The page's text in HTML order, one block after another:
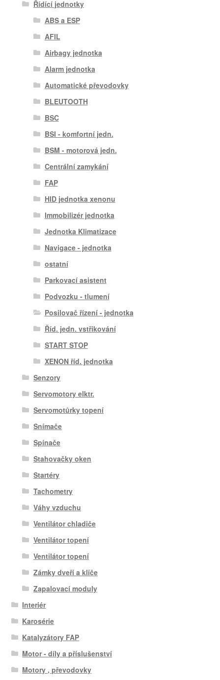
Řídící jednotky
ABS a ESP
AFIL
Airbagy jednotka
Alarm jednotka
Automatické převodovky
BLEUTOOTH
BSC
BSI - komfortní jedn.
BSM - motorová jedn.
Centrální zamykání
FAP
HID jednotka xenonu
Immobilizér jednotka
Jednotka Klimatizace
Navigace - jednotka
ostatní
Parkovací asistent
Podvozku - tlumení
Posilovač řízení - jednotka
Říd. jedn. vstřikování
START STOP
XENON říd. jednotka
Senzory
Servomotory elktr.
Servomotůrky topení
Snímače
Spínače
Stahovačky oken
Startéry
Tachometry
Váhy vzduchu
Ventilátor chladiče
Ventilátor topení
Ventilátor topení
Zámky dveří a klíče
Zapalovací moduly
Interiér
Karosérie
Katalyzátory FAP
Motor - díly a příslušenství
Motory , převodovky